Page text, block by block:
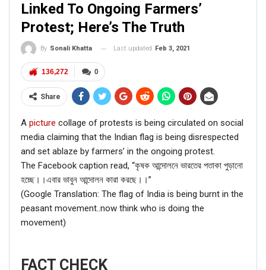
Linked To Ongoing Farmers’
Protest; Here’s The Truth
By Sonali Khatta Last updated Feb 3, 2021
0
136,272
Share
A picture collage of protests is being circulated on social
media claiming that the Indian flag is being disrespected
and set ablaze by farmers’ in the ongoing protest.
The Facebook caption read, “কৃষক আন্দোলনে ভারতের পতাকা পুড়ানো
হচ্ছে।।এবার ভাবুন আন্দোলন কারা করছে।।”
(Google Translation: The flag of India is being burnt in the
peasant movement..now think who is doing the
movement)
FACT CHECK